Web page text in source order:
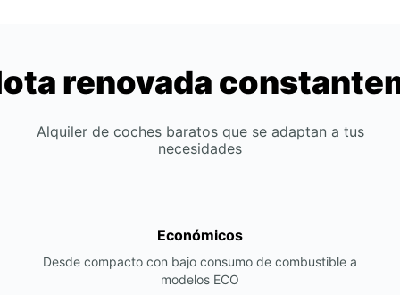
renovada
Alquiler de coches baratos que se adaptan a tus
necesidades
Económicos
Desde compacto con bajo consumo de combustible a
modelos ECO